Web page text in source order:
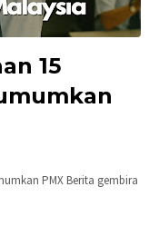
15
PMX Berita gembira